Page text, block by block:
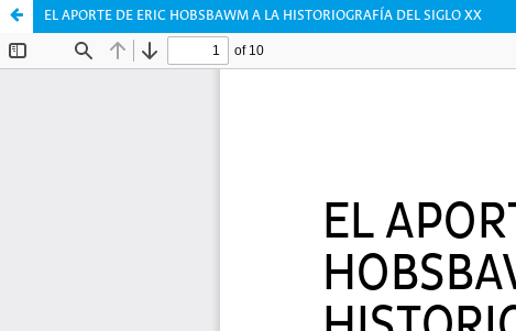
EL APORTE DE ERIC HOBSBAWM A LA HISTORIOGRAFÍA DEL SIGLO XX